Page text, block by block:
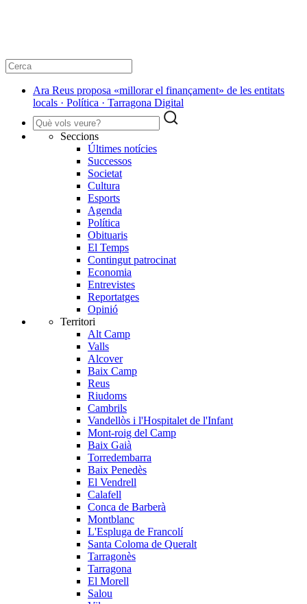
Ara Reus proposa «millorar el finançament» de les entitats
locals · Política · Tarragona Digital
Seccions
Últimes notícies
Successos
Societat
Cultura
Esports
Agenda
Política
Obituaris
El Temps
Contingut patrocinat
Economia
Entrevistes
Reportatges
Opinió
Territori
Alt Camp
Valls
Alcover
Baix Camp
Reus
Riudoms
Cambrils
Vandellòs i l'Hospitalet de l'Infant
Mont-roig del Camp
Baix Gaià
Torredembarra
Baix Penedès
El Vendrell
Calafell
Conca de Barberà
Montblanc
L'Espluga de Francolí
Santa Coloma de Queralt
Tarragonès
Tarragona
El Morell
Salou